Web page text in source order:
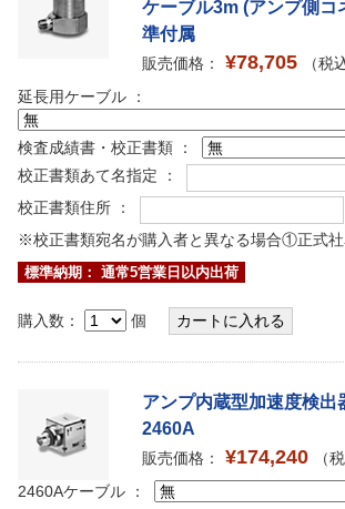
ケーブル3m (アンプ側コ
準付属
販売価格： ¥78,705
（税
延長用ケーブル ：
検査成績書・校正書類 ：
校正書類あて名指定 ：
校正書類住所 ：
※校正書類宛名が購入者と異なる場合①正式
標準納期： 通常5営業日以内出荷
購入数： 個
アンプ内蔵型加速度検出
2460A
販売価格： ¥174,240
（
2460Aケーブル ：